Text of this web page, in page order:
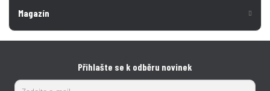
Magazín
Přihlašte se k odběru novinek